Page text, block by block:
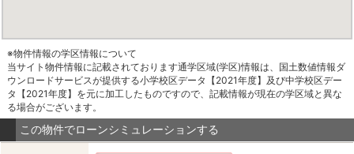
※物件情報の学区情報について
当サイト物件情報に記載されております通学区域(学区)情報は、国土数値情報ダ
ウンロードサービスが提供する小学校区データ【2021年度】及び中学校区デー
タ【2021年度】を元に加工したものですので、記載情報が現在の学区域と異な
る場合がございます。
この物件でローンシミュレーションする